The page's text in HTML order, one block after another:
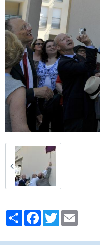
PartagerFacebook
Twitter